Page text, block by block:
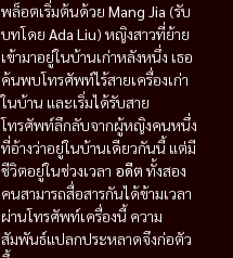
พล็อตเริ่มต้นด้วย Mang Jia (รับ
บทโดย Ada Liu) หญิงสาวที่ย้าย
เข้ามาอยู่ในบ้านเก่าหลังหนึ่ง เธอ
ค้นพบโทรศัพท์ไร้สายเครื่องเก่า
ในบ้าน และเริ่มได้รับสาย
โทรศัพท์ลึกลับจากผู้หญิงคนหนึ่ง
ที่อ้างว่าอยู่ในบ้านเดียวกันนี้ แต่มี
ชีวิตอยู่ในช่วงเวลา อดีต ทั้งสอง
คนสามารถสื่อสารกันได้ข้ามเวลา
ผ่านโทรศัพท์เครื่องนี้ ความ
สัมพันธ์แปลกประหลาดจึงก่อตัว